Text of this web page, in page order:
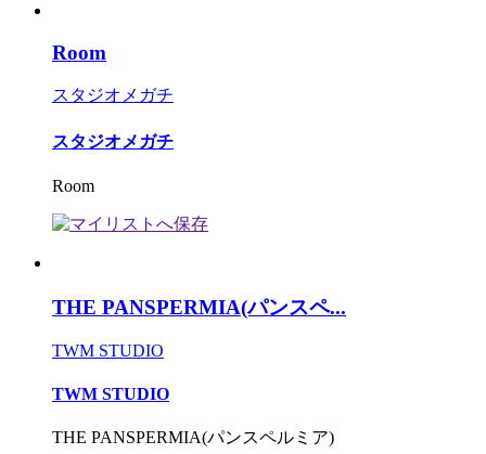
Room
スタジオメガチ
スタジオメガチ
Room
THE PANSPERMIA(パンスペ...
TWM STUDIO
TWM STUDIO
THE PANSPERMIA(パンスペルミア)